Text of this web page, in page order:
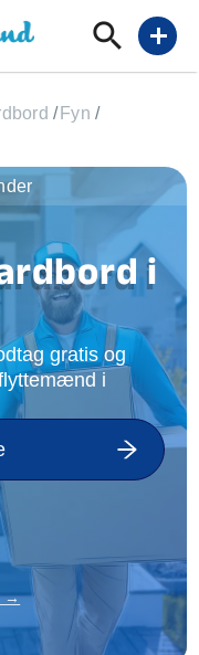
add
/ Fyn /
i
gratis og
i
→